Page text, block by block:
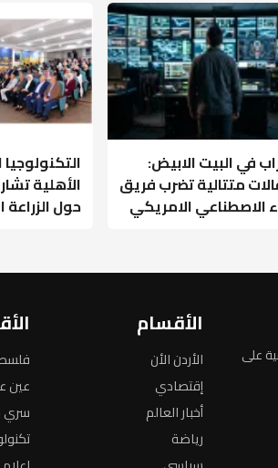
في البيت الابيض:
متتالية تضرب فريق
الاصطناعي الامريكي
الأهلية
حول
على
الأقسام
الأردن الأن
إقتصادي
أخبار العالم
رياضة
عين
سري